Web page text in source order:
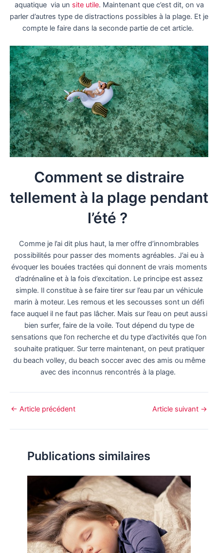
aquatique via un site utile. Maintenant que c’est dit, on va
parler d’autres type de distractions possibles à la plage. Et je
compte le faire dans la seconde partie de cet article.
Comment se distraire
tellement à la plage pendant
l’été ?
Comme je l’ai dit plus haut, la mer offre d’innombrables
possibilités pour passer des moments agréables. J’ai eu à
évoquer les bouées tractées qui donnent de vrais moments
d’adrénaline et à la fois d’excitation. Le principe est assez
simple. Il constitue à se faire tirer sur l’eau par un véhicule
marin à moteur. Les remous et les secousses sont un défi
face auquel il ne faut pas lâcher. Mais sur l’eau on peut aussi
bien surfer, faire de la voile. Tout dépend du type de
sensations que l’on recherche et du type d’activités que l’on
souhaite pratiquer. Sur terre maintenant, on peut pratiquer
du beach volley, du beach soccer avec des amis ou même
avec des inconnus rencontrés à la plage.
← Article précédent Article suivant →
Publications similaires